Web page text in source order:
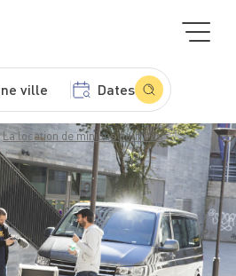
ville Dates
La location de minibus pour vos